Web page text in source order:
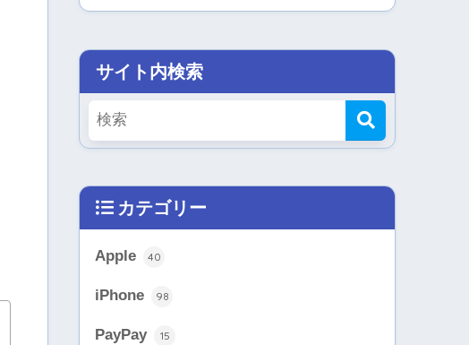
サイト内検索
カテゴリー
Apple 40
iPhone 98
PayPay 15